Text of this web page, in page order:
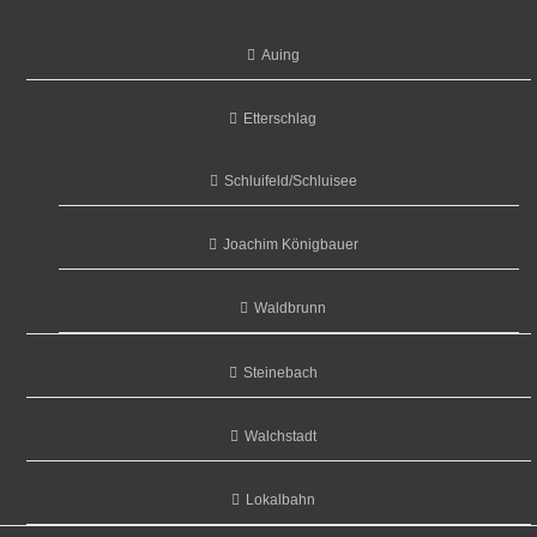
Auing
Etterschlag
Schluifeld/Schluisee
Joachim Königbauer
Waldbrunn
Steinebach
Walchstadt
Lokalbahn